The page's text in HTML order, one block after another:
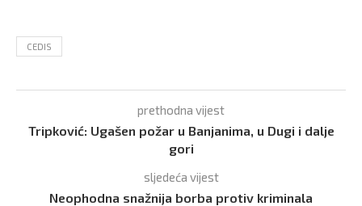
CEDIS
prethodna vijest
Tripković: Ugašen požar u Banjanima, u Dugi i dalje
gori
sljedeća vijest
Neophodna snažnija borba protiv kriminala